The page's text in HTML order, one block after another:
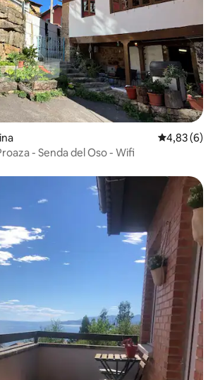
Gemiddelde
4,83 (6)
- Senda del Oso - Wifi